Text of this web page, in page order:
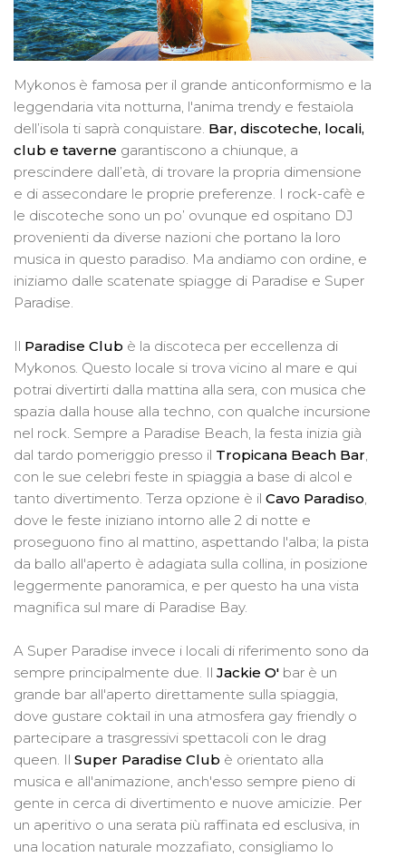
Mykonos è famosa per il grande anticonformismo e la
leggendaria vita notturna, l'anima trendy e festaiola
dell’isola ti saprà conquistare. Bar, discoteche, locali,
club e taverne garantiscono a chiunque, a
prescindere dall’età, di trovare la propria dimensione
e di assecondare le proprie preferenze. I rock-cafè e
le discoteche sono un po’ ovunque ed ospitano DJ
provenienti da diverse nazioni che portano la loro
musica in questo paradiso. Ma andiamo con ordine, e
iniziamo dalle scatenate spiagge di Paradise e Super
Paradise.
Il Paradise Club è la discoteca per eccellenza di
Mykonos. Questo locale si trova vicino al mare e qui
potrai divertirti dalla mattina alla sera, con musica che
spazia dalla house alla techno, con qualche incursione
nel rock. Sempre a Paradise Beach, la festa inizia già
dal tardo pomeriggio presso il Tropicana Beach Bar,
con le sue celebri feste in spiaggia a base di alcol e
tanto divertimento. Terza opzione è il Cavo Paradiso,
dove le feste iniziano intorno alle 2 di notte e
proseguono fino al mattino, aspettando l'alba; la pista
da ballo all'aperto è adagiata sulla collina, in posizione
leggermente panoramica, e per questo ha una vista
magnifica sul mare di Paradise Bay.
A Super Paradise invece i locali di riferimento sono da
sempre principalmente due. Il Jackie O' bar è un
grande bar all'aperto direttamente sulla spiaggia,
dove gustare coktail in una atmosfera gay friendly o
partecipare a trasgressivi spettacoli con le drag
queen. Il Super Paradise Club è orientato alla
musica e all'animazione, anch'esso sempre pieno di
gente in cerca di divertimento e nuove amicizie. Per
un aperitivo o una serata più raffinata ed esclusiva, in
una location naturale mozzafiato, consigliamo lo